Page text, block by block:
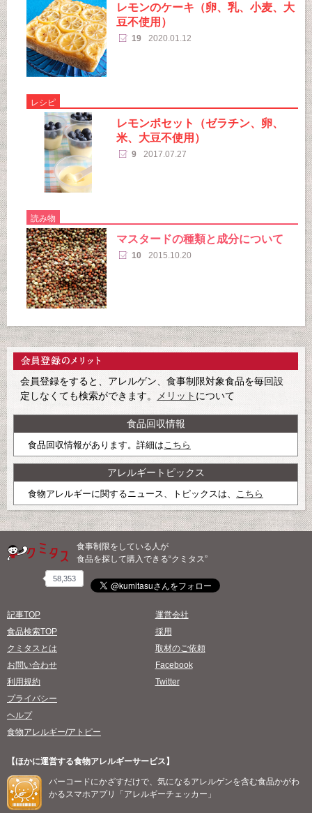
レモンのケーキ（卵、乳、小麦、大
豆不使用）
19 2020.01.12
レシピ
レモンポセット（ゼラチン、卵、
米、大豆不使用）
9 2017.07.27
読み物
マスタードの種類と成分について
10 2015.10.20
会員登録をすると、アレルゲン、食事制限対象食品を毎回設
定しなくても検索ができます。 メリット について
食品回収情報
食品回収情報があります。詳細はこちら
アレルギートピックス
食物アレルギーに関するニュース、トピックスは、 こちら
食事制限をしている人が
食品を探して購入できる“クミタス”
58,353
記事TOP
食品検索TOP
クミタスとは
お問い合わせ
利用規約
プライバシー
ヘルプ
食物アレルギー/アトピー
運営会社
採用
取材のご依頼
Facebook
Twitter
【ほかに運営する食物アレルギーサービス】
バーコードにかざすだけで、気になるアレルゲンを含む食品かがわ
かるスマホアプリ「アレルギーチェッカー」